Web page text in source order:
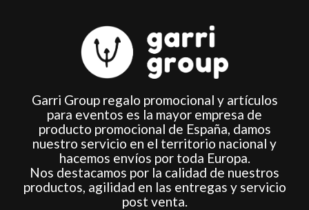
Garri Group regalo promocional y artículos
para eventos es la mayor empresa de
producto promocional de España, damos
nuestro servicio en el territorio nacional y
hacemos envíos por toda Europa.
Nos destacamos por la calidad de nuestros
productos, agilidad en las entregas y servicio
post venta.